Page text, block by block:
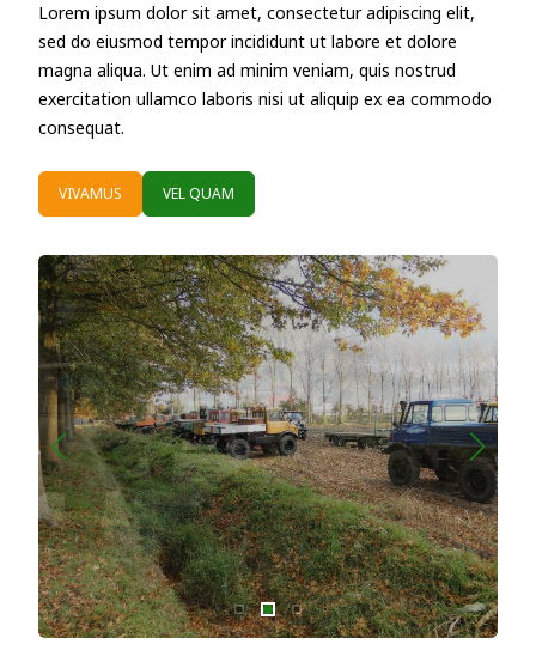
Lorem ipsum dolor sit amet, consectetur adipiscing elit,
sed do eiusmod tempor incididunt ut labore et dolore
magna aliqua. Ut enim ad minim veniam, quis nostrud
exercitation ullamco laboris nisi ut aliquip ex ea commodo
consequat.
VIVAMUS VEL QUAM